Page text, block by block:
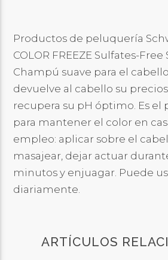
Productos de peluquería
COLOR FREEZE Sulfates-
Champú suave para el
devuelve al cabello su
recupera su pH óptimo. Es el
para mantener el color en
empleo: aplicar sobre el
masajear, dejar actuar
minutos y enjuagar. Puede
diariamente.
ARTÍCULOS